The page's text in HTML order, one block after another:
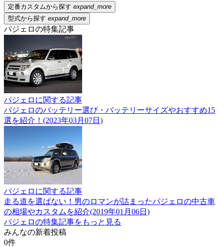
定番カスタムから探す expand_more
型式から探す expand_more
パジェロの特集記事
パジェロに関する記事
パジェロのバッテリー選び・バッテリーサイズやおすすめ15
選を紹介！(2023年03月07日)
パジェロに関する記事
走る道を選ばない！男のロマンが詰まったパジェロの中古車
の相場やカスタムを紹介(2019年01月06日)
パジェロの特集記事をもっと見る
みんなの新着投稿
0件